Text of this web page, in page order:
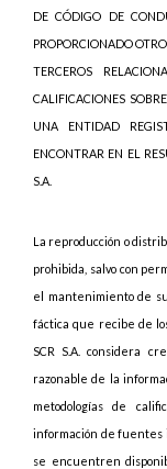
DE CÓDIGO DE
PROPORCIONADO
TERCEROS
CALIFICACIONES
UNA ENTIDAD
ENCONTRAR EN EL
S.A.
La reproducción o
prohibida, salvo con
el mantenimiento de
fáctica que recibe de
SCR S.A. considera
razonable de la
metodologías de
información de fuentes
se encuentren